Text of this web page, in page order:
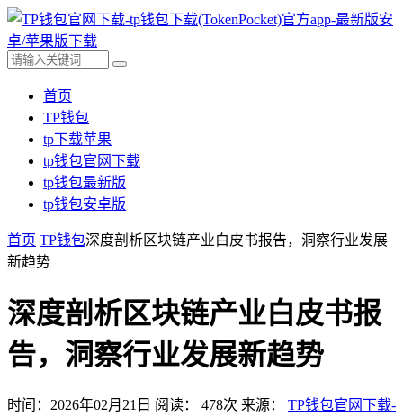
首页
TP钱包
tp下载苹果
tp钱包官网下载
tp钱包最新版
tp钱包安卓版
首页 TP钱包深度剖析区块链产业白皮书报告，洞察行业发展
新趋势
深度剖析区块链产业白皮书报
告，洞察行业发展新趋势
时间：2026年02月21日 阅读： 478次 来源： TP钱包官网下载-